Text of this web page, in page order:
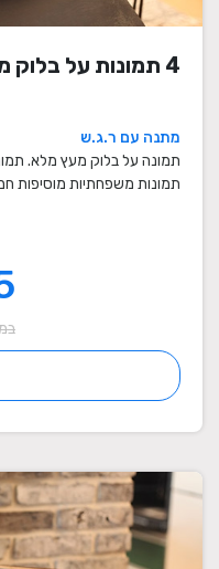
4 תמונות על בלוק מעץ מלא גודל 10X10
מתנה עם ר.ג.ש
תמונה על בלוק מעץ מלא.
תמונות משפחתיות מוסיפות